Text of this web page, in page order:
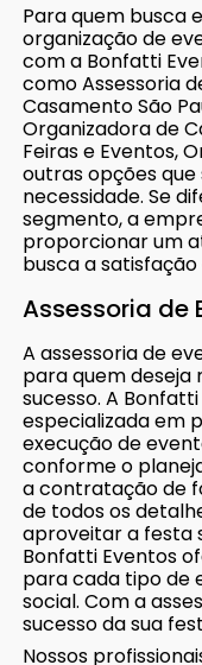
Para quem busca
organização de
com a Bonfatti
como Assessoria
Casamento São
Organizadora de
Feiras e Eventos,
outras opções
necessidade. Se
segmento, a
proporcionar um
busca a
Assessoria de
A assessoria de
para quem deseja
sucesso. A
especializada em
execução de
conforme o
a contratação de
de todos os
aproveitar a festa
Bonfatti Eventos
para cada tipo de
social. Com a
sucesso da sua
Nossos